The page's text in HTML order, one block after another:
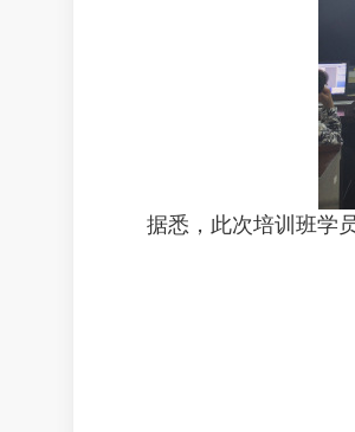
据悉，此次培训班学